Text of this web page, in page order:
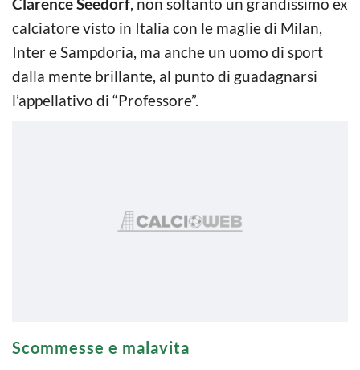
calciatore visto in Italia con le maglie di Milan,
Inter e Sampdoria, ma anche un uomo di sport
dalla mente brillante, al punto di guadagnarsi
l’appellativo di “Professore”.
Scommesse e malavita